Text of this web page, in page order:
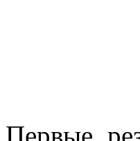
Первые